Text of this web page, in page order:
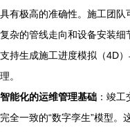
具有极高的准确性。施工团
复杂的管线走向和设备安装
支持生成施工进度模拟（4D
理。
智能化的运维管理基础 ：竣
完全一致的“数字孪生”模型